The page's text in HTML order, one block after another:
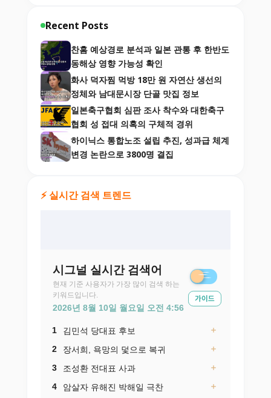
Recent Posts
찬홈 예상경로 분석과 일본 관통 후 한반도
동해상 영향 가능성 확인
화사 덕자찜 먹방 18만 원 자연산 생선의
정체와 남대문시장 단골 맛집 정보
일본축구협회 심판 조사 착수와 대한축구
협회 성 접대 의혹의 구체적 경위
하이닉스 통합노조 설립 추진, 성과급 체계
변경 논란으로 3800명 결집
⚡ 실시간 검색 트렌드